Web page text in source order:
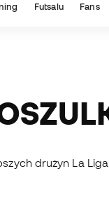
Futsalu Fans
drużyn La